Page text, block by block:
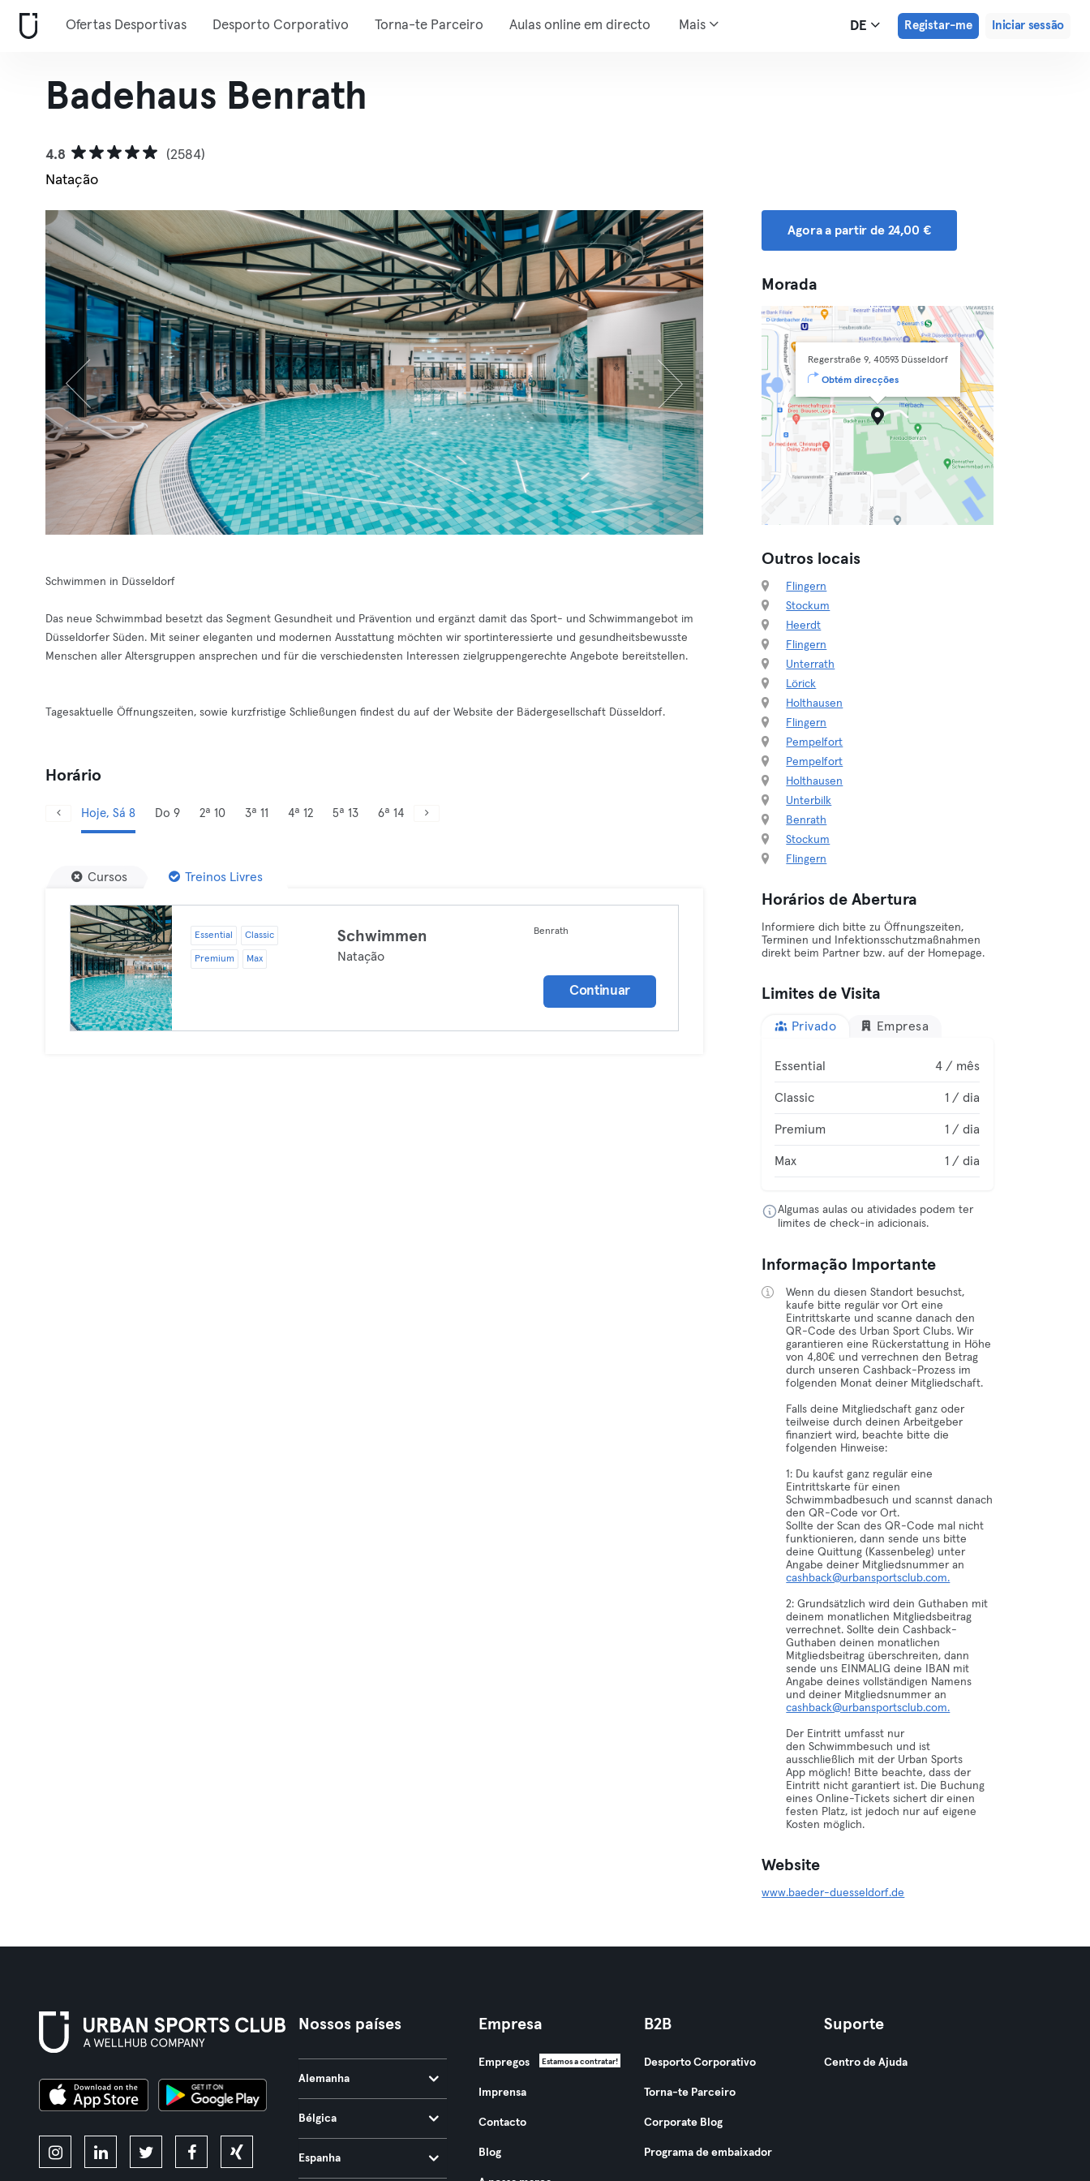
Ofertas Desportivas Desporto Corporativo Torna-te Parceiro Aulas online em directo Mais DE Registar-me Iniciar sessão
Badehaus Benrath
4.8
(2584)
Natação
Schwimmen in Düsseldorf
Das neue Schwimmbad besetzt das Segment Gesundheit und Prävention und ergänzt damit das Sport- und Schwimmangebot im
Düsseldorfer Süden. Mit seiner eleganten und modernen Ausstattung möchten wir sportinteressierte und gesundheitsbewusste
Menschen aller Altersgruppen ansprechen und für die verschiedensten Interessen zielgruppengerechte Angebote bereitstellen.
Tagesaktuelle Öffnungszeiten, sowie kurzfristige Schließungen findest du auf der Website der Bädergesellschaft Düsseldorf.
Horário
Hoje, Sá 8 Do 9 2ª 10 3ª 11 4ª 12 5ª 13 6ª 14
Cursos Treinos Livres
Essential Classic
Premium Max
Schwimmen
Natação
Benrath
Continuar
Agora a partir de 24,00 €
Morada
Regerstraße 9, 40593 Düsseldorf
Obtém direcções
Outros locais
Flingern
Stockum
Heerdt
Flingern
Unterrath
Lörick
Holthausen
Flingern
Pempelfort
Pempelfort
Holthausen
Unterbilk
Benrath
Stockum
Flingern
Horários de Abertura
Informiere dich bitte zu Öffnungszeiten,
Terminen und Infektionsschutzmaßnahmen
direkt beim Partner bzw. auf der Homepage.
Limites de Visita
Privado Empresa
Essential 4 / mês
Classic 1 / dia
Premium 1 / dia
Max 1 / dia
Algumas aulas ou atividades podem ter
limites de check-in adicionais.
Informação Importante
Wenn du diesen Standort besuchst,
kaufe bitte regulär vor Ort eine
Eintrittskarte und scanne danach den
QR-Code des Urban Sport Clubs. Wir
garantieren eine Rückerstattung in Höhe
von 4,80€ und verrechnen den Betrag
durch unseren Cashback-Prozess im
folgenden Monat deiner Mitgliedschaft.
Falls deine Mitgliedschaft ganz oder
teilweise durch deinen Arbeitgeber
finanziert wird, beachte bitte die
folgenden Hinweise:
1: Du kaufst ganz regulär eine
Eintrittskarte für einen
Schwimmbadbesuch und scannst danach
den QR-Code vor Ort.
Sollte der Scan des QR-Code mal nicht
funktionieren, dann sende uns bitte
deine Quittung (Kassenbeleg) unter
Angabe deiner Mitgliedsnummer an
cashback@urbansportsclub.com.
2: Grundsätzlich wird dein Guthaben mit
deinem monatlichen Mitgliedsbeitrag
verrechnet. Sollte dein Cashback-
Guthaben deinen monatlichen
Mitgliedsbeitrag überschreiten, dann
sende uns EINMALIG deine IBAN mit
Angabe deines vollständigen Namens
und deiner Mitgliedsnummer an
cashback@urbansportsclub.com.
Der Eintritt umfasst nur
den Schwimmbesuch und ist
ausschließlich mit der Urban Sports
App möglich! Bitte beachte, dass der
Eintritt nicht garantiert ist. Die Buchung
eines Online-Tickets sichert dir einen
festen Platz, ist jedoch nur auf eigene
Kosten möglich.
Website
www.baeder-duesseldorf.de
Nossos países
Alemanha
Bélgica
Espanha
Empresa
Empregos Estamos a contratar!
Imprensa
Contacto
Blog
B2B
Desporto Corporativo
Torna-te Parceiro
Corporate Blog
Programa de embaixador
Suporte
Centro de Ajuda